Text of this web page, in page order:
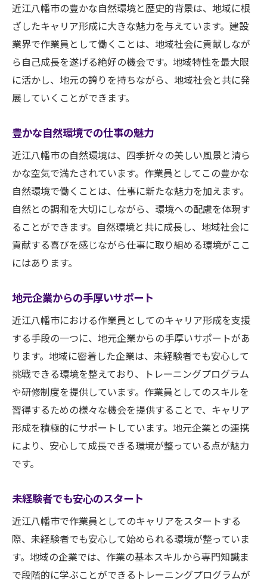
サポート体制が充実した企業の紹介
初めての現場でも安心の環境
作業内容の詳細と必要なスキル
未経験者が活躍できる理由
地域の企業が提供するサポート内容
の方法
実践的な研修とトレーニング
資格取得のサポートプログラム
スキルアップセミナーとワークショップ
現場での経験を積むためのアプローチ
同僚や上司から学べる環境
最新技術の導入と活用方法
地域社会に貢献しながら成長できる近江八幡市
の作業員の仕事
コミュニティとの連携や協力
地域イベントへの参加と支援
環境保護活動への貢献
地元住民との関わり方
地域社会での作業員の役割
近江八幡市の豊かな自然環境で作業員としての
キャリアを築く
季節ごとの風景を楽しむ仕事
環境に優しい作業方法の導入
地域の自然資源を活かしたプロジェクト
自然環境でのリフレッシュ方法
近江八幡市の豊かな自然環境と歴史的背景は、地域に根
ざしたキャリア形成に大きな魅力を与えています。建設
業界で作業員として働くことは、地域社会に貢献しなが
ら自己成長を遂げる絶好の機会です。地域特性を最大限
に活かし、地元の誇りを持ちながら、地域社会と共に発
展していくことができます。
豊かな自然環境での仕事の魅力
近江八幡市の自然環境は、四季折々の美しい風景と清ら
かな空気で満たされています。作業員としてこの豊かな
自然環境で働くことは、仕事に新たな魅力を加えます。
自然との調和を大切にしながら、環境への配慮を体現す
ることができます。自然環境と共に成長し、地域社会に
貢献する喜びを感じながら仕事に取り組める環境がここ
にはあります。
地元企業からの手厚いサポート
近江八幡市における作業員としてのキャリア形成を支援
する手段の一つに、地元企業からの手厚いサポートがあ
ります。地域に密着した企業は、未経験者でも安心して
挑戦できる環境を整えており、トレーニングプログラム
や研修制度を提供しています。作業員としてのスキルを
習得するための様々な機会を提供することで、キャリア
形成を積極的にサポートしています。地元企業との連携
により、安心して成長できる環境が整っている点が魅力
です。
未経験者でも安心のスタート
近江八幡市で作業員としてのキャリアをスタートする
際、未経験者でも安心して始められる環境が整っていま
す。地域の企業では、作業の基本スキルから専門知識ま
で段階的に学ぶことができるトレーニングプログラムが